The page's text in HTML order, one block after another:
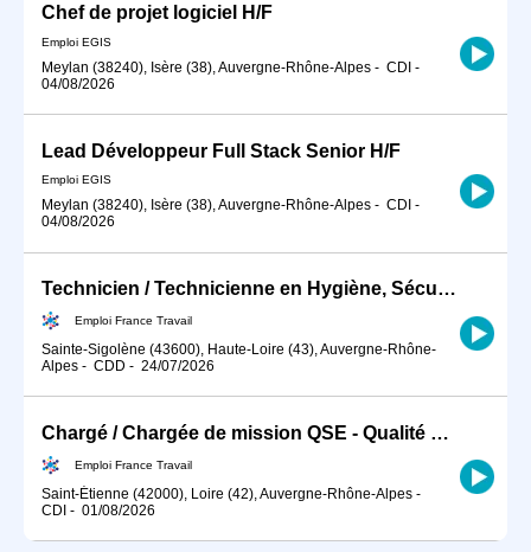
Chef de projet logiciel H/F
Emploi EGIS
Meylan (38240), Isère (38), Auvergne-Rhône-Alpes - CDI -
04/08/2026
Lead Développeur Full Stack Senior H/F
Emploi EGIS
Meylan (38240), Isère (38), Auvergne-Rhône-Alpes - CDI -
04/08/2026
Technicien / Technicienne en Hygiène, Sécurité, Environnement ind (H/F)
Emploi France Travail
Sainte-Sigolène (43600), Haute-Loire (43), Auvergne-Rhône-
Alpes - CDD - 24/07/2026
Chargé / Chargée de mission QSE - Qualité Sécurité Environnement (H/F)
Emploi France Travail
Saint-Étienne (42000), Loire (42), Auvergne-Rhône-Alpes -
CDI - 01/08/2026